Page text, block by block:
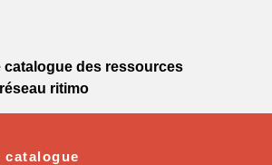
catalogue des ressources
ritimo
catalogue